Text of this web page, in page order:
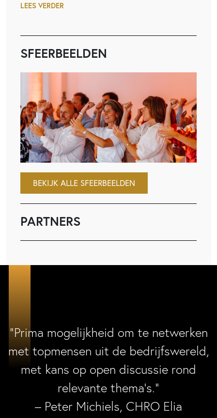
LEES VERDER
SFEERBEELDEN
BEKIJK ALLE SFEERBEELDEN
PARTNERS
“Prima mogelijkheid om te netwerken
met topmensen uit de bedrijfswereld,
met kans op open discussie rond
relevante thema’s.”
– Peter Michiels, CHRO Elia